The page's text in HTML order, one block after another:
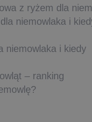
z ryżem dla
niemowlaka i
niemowlaka i kiedy
– ranking